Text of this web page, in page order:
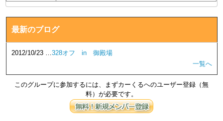
最新のブログ
2012/10/23 … 328オフ in 御殿場
一覧へ
このグループに参加するには、まずカーくるへのユーザー登録（無
料）が必要です。